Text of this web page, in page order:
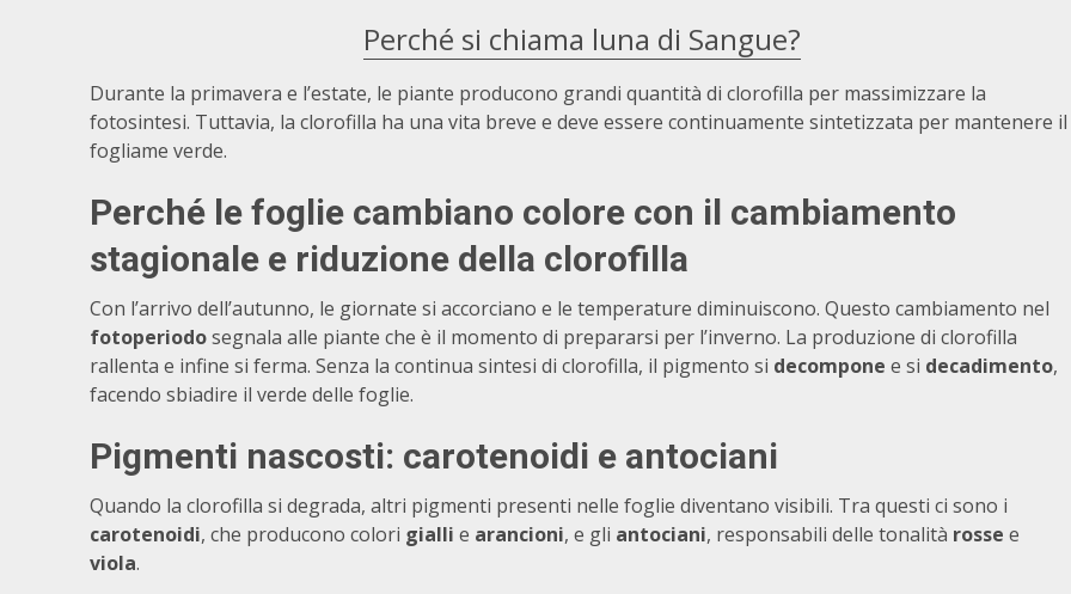
Perché si chiama luna di Sangue?
Durante la primavera e l’estate, le piante producono grandi quantità di clorofilla per massimizzare la
fotosintesi. Tuttavia, la clorofilla ha una vita breve e deve essere continuamente sintetizzata per mantenere il
fogliame verde.
Perché le foglie cambiano colore con il cambiamento
stagionale e riduzione della clorofilla
Con l’arrivo dell’autunno, le giornate si accorciano e le temperature diminuiscono. Questo cambiamento nel
fotoperiodosegnala alle piante che è il momento di prepararsi per l’inverno. La produzione di clorofilla
rallenta e infine si ferma. Senza la continua sintesi di clorofilla, il pigmento si decompone e si decadimento,
facendo sbiadire il verde delle foglie.
Pigmenti nascosti: carotenoidi e antociani
Quando la clorofilla si degrada, altri pigmenti presenti nelle foglie diventano visibili. Tra questi ci sono i
carotenoidi, che producono colori gialli e arancioni, e gli antociani, responsabili delle tonalità rosse e
viola.